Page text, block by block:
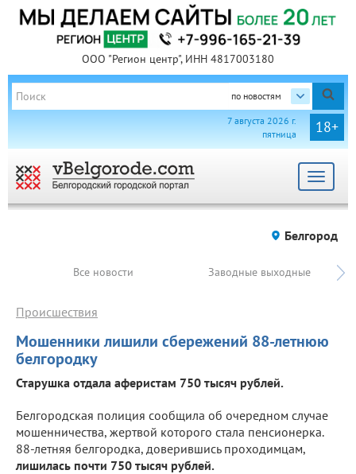
ООО "Регион центр", ИНН 4817003180
по новостям
18+
7 августа 2026 г.
пятница
Toggle
Белгород
Все новости Заводные выходные
Мошенники лишили сбережений 88-летнюю
белгородку
Происшествия
Старушка отдала аферистам 750 тысяч рублей.
Белгородская полиция сообщила об очередном случае
мошенничества, жертвой которого стала пенсионерка.
88-летняя белгородка, доверившись проходимцам,
лишилась почти 750 тысяч рублей.